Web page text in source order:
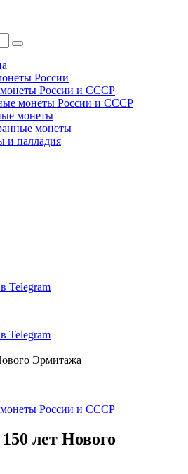
России
России и СССР
монеты России и СССР
монеты
монеты
и палладия
Telegram
Telegram
Эрмитажа
России и СССР
лет Нового